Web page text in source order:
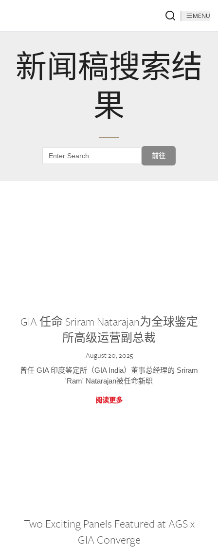
MENU
新闻稿搜索结
果
前往
GIA 任命 Sriram Natarajan为全球鉴定
所高级运营副总裁
August 20, 2025
曾任 GIA 印度鉴定所（GIA India）董事总经理的 Sriram
'Ram' Natarajan被任命新职
阅读更多
Two Exciting Panels Featured at AGS x
GIA Converge